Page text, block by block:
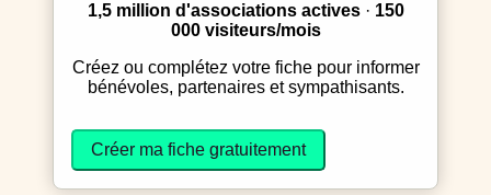
1,5 million d'associations actives· 150
000 visiteurs/mois
Créez ou complétez votre fiche pour informer
bénévoles, partenaires et sympathisants.
Créer ma fiche gratuitement